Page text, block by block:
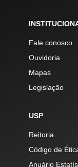
Fale conosco
Ouvidoria
Mapas
Legislação
USP
Reitoria
Código de
Anuário